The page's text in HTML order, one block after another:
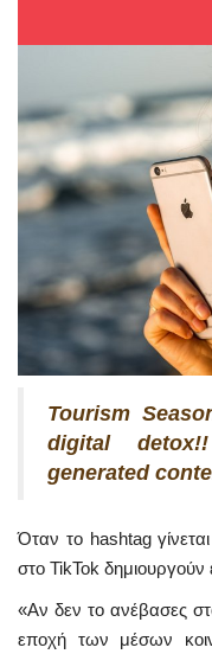
Tourism
digital
generated
Όταν το hashtag
στο TikTok δημιουργούν
«Αν δεν το ανέβασες
εποχή των μέσων